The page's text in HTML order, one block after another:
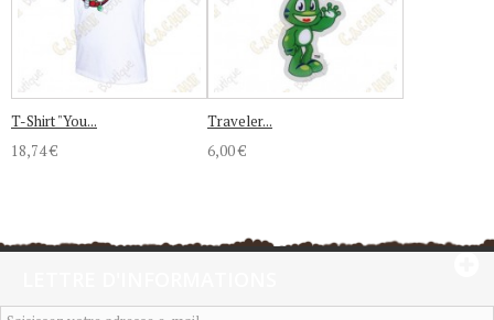
T-Shirt "You...
18,74 €
Traveler...
6,00 €